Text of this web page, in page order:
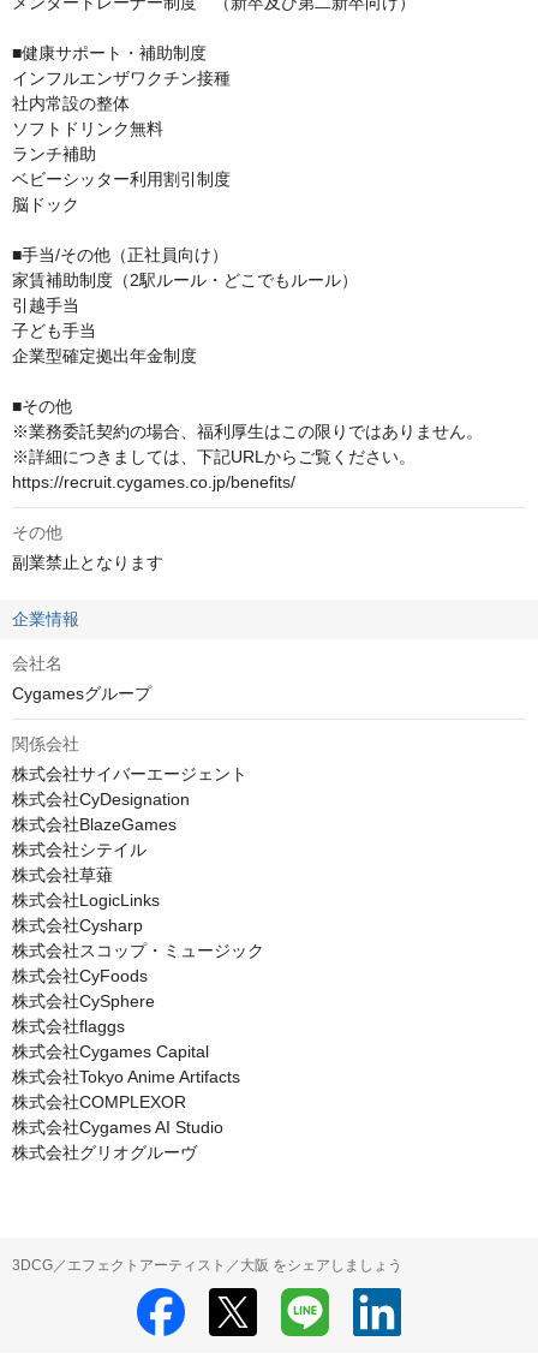
■健康サポート・補助制度
インフルエンザワクチン接種
社内常設の整体
ソフトドリンク無料
ランチ補助
ベビーシッター利用割引制度
脳ドック
■手当/その他（正社員向け）
家賃補助制度（2駅ルール・どこでもルール）
引越手当
子ども手当
企業型確定拠出年金制度
■その他
※業務委託契約の場合、福利厚生はこの限りではありません。
※詳細につきましては、下記URLからご覧ください。
https://recruit.cygames.co.jp/benefits/
その他
副業禁止となります
企業情報
会社名
Cygamesグループ
関係会社
株式会社サイバーエージェント
株式会社CyDesignation
株式会社BlazeGames
株式会社シテイル
株式会社草薙
株式会社LogicLinks
株式会社Cysharp
株式会社スコップ・ミュージック
株式会社CyFoods
株式会社CySphere
株式会社flaggs
株式会社Cygames Capital
株式会社Tokyo Anime Artifacts
株式会社COMPLEXOR
株式会社Cygames AI Studio
株式会社グリオグルーヴ
3DCG／エフェクトアーティスト／大阪 をシェアしましょう